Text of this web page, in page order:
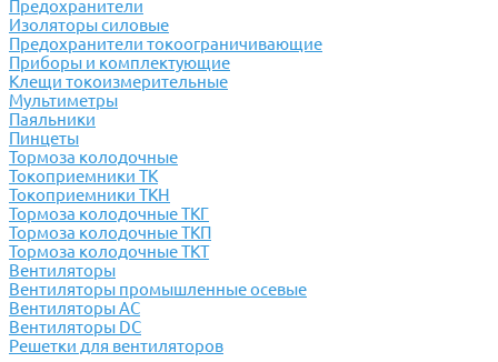
Предохранители
Изоляторы силовые
Предохранители токоограничивающие
Приборы и комплектующие
Клещи токоизмерительные
Мультиметры
Паяльники
Пинцеты
Тормоза колодочные
Токоприемники ТК
Токоприемники ТКН
Тормоза колодочные ТКГ
Тормоза колодочные ТКП
Тормоза колодочные ТКТ
Вентиляторы
Вентиляторы промышленные осевые
Вентиляторы АС
Вентиляторы DC
Решетки для вентиляторов